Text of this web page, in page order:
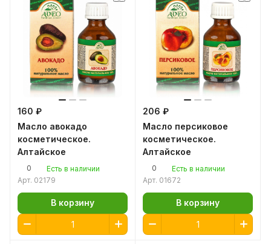
160 ₽
Масло авокадо
косметическое.
Алтайское
0
Есть в наличии
Арт. 02179
В корзину
206 ₽
Масло персиковое
косметическое.
Алтайское
0
Есть в наличии
Арт. 01672
В корзину